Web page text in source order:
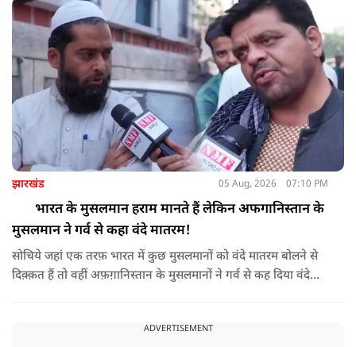
झारखंड 05 Aug, 2026 07:10 PM
भारत के मुसलमान हराम मानते हैं लेकिन अफगानिस्तान के
मुसलमान ने गर्व से कहा वंदे मातरम!
सोचिये जहां एक तरफ़ भारत में कुछ मुसलमानों को वंदे मातरम बोलने से
दिक़्क़त हैं तो वहीं अफ़ग़ानिस्तान के मुसलमानों ने गर्व से कह दिया वंदे
ADVERTISEMENT